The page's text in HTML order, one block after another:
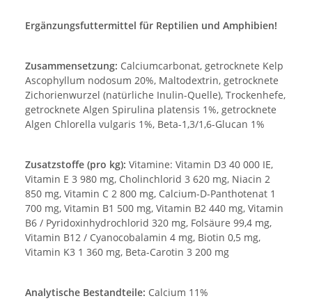
Ergänzungsfuttermittel für Reptilien und Amphibien!
Zusammensetzung: Calciumcarbonat, getrocknete Kelp
Ascophyllum nodosum 20%, Maltodextrin, getrocknete
Zichorienwurzel (natürliche Inulin-Quelle), Trockenhefe,
getrocknete Algen Spirulina platensis 1%, getrocknete
Algen Chlorella vulgaris 1%, Beta-1,3/1,6-Glucan 1%
Zusatzstoffe (pro kg): Vitamine: Vitamin D3 40 000 IE,
Vitamin E 3 980 mg, Cholinchlorid 3 620 mg, Niacin 2
850 mg, Vitamin C 2 800 mg, Calcium-D-Panthotenat 1
700 mg, Vitamin B1 500 mg, Vitamin B2 440 mg, Vitamin
B6 / Pyridoxinhydrochlorid 320 mg, Folsäure 99,4 mg,
Vitamin B12 / Cyanocobalamin 4 mg, Biotin 0,5 mg,
Vitamin K3 1 360 mg, Beta-Carotin 3 200 mg
Analytische Bestandteile: Calcium 11%